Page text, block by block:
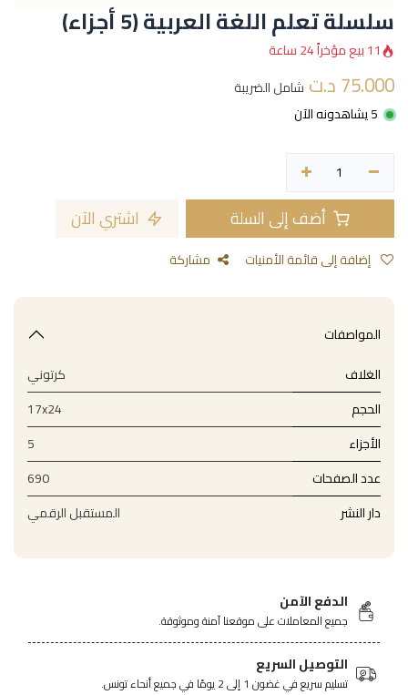
سلسلة تعلم اللغة العربية (5 أجزاء)
11 بيع مؤخراً 24 ساعة
75.000د.ت شامل الضريبة
5 يشاهدونه الآن
أضف إلى السلة اشتري الآن
مشاركة
المواصفات
الغلاف
كرتوني
الحجم
17x24
الأجزاء
5
عدد الصفحات
690
دار النشر
المستقبل الرقمي
الدفع الآمن
جميع المعاملات على موقعنا آمنة وموثوقة.
التوصيل السريع
تسليم سريع في غضون 1 إلى 2 يومًا في جميع أنحاء تونس.